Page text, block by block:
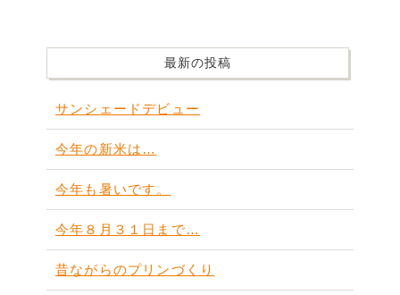
最新の投稿
サンシェードデビュー
今年の新米は…
今年も暑いです。
今年８月３１日まで…
昔ながらのプリンづくり